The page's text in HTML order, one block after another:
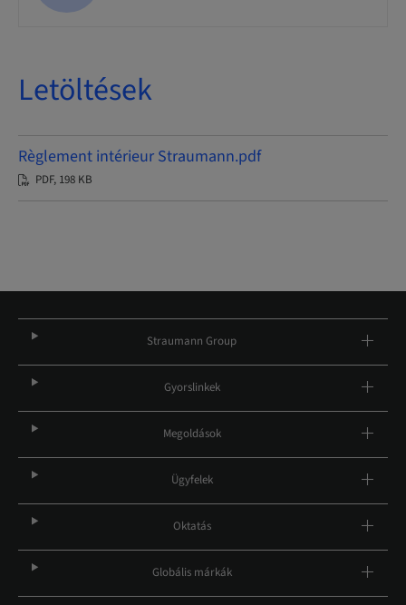
Letöltések
Règlement intérieur Straumann.pdf
PDF, 198 KB
Straumann Group
Gyorslinkek
Megoldások
Ügyfelek
Oktatás
Globális márkák